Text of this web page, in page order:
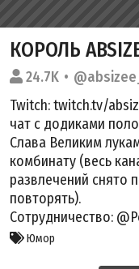
КОРОЛЬ
24.7K
Twitch: twitch.tv/
чат с додиками
Слава Великим
комбинату (весь
развлечений снято
повторять).
Сотрудничество:
Юмор